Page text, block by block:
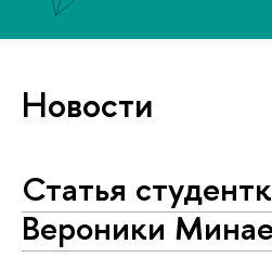
Новости
Статья
Вероники